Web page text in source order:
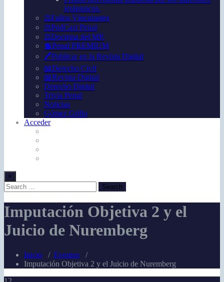
jerárquicos.
⚖️Fallos Vínculantes
⚖️PodCast Penal
⚖️Doctrina del MP.
💲Penal PREMIUM
🖊️Publicar en la Revista Digital
📖Derecho Civil
📖Revista Digital
Derecho Digital
Trivia Penal
Noticias
Gómez Grillo
Acceder
×
Imputación Objetiva 2 y el
Juicio de Nuremberg
Inicio / Eventos /
Imputación Objetiva 2 y el Juicio de Nuremberg